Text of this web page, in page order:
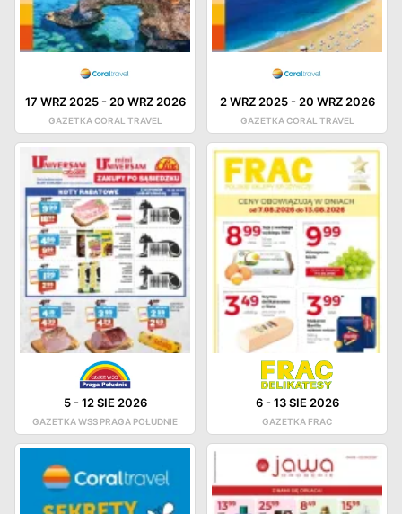
17 WRZ 2025- 20 WRZ 2026
GAZETKA CORAL TRAVEL
2 WRZ 2025- 20 WRZ 2026
GAZETKA CORAL TRAVEL
5-12 SIE 2026
GAZETKA WSS PRAGA POŁUDNIE
6-13 SIE 2026
GAZETKA FRAC